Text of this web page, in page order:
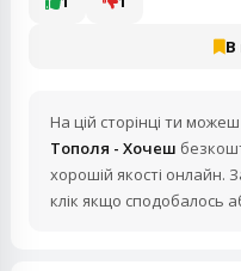
В
На цій сторінці ти
Тополя - Хочеш
хорошій якості онлайн.
клік якщо сподобалось